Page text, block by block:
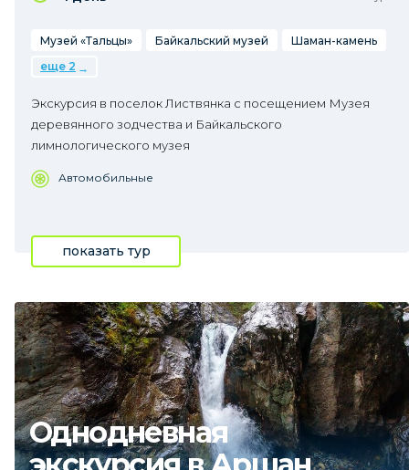
Музей «Тальцы» Байкальский музей
Шаман-камень
еще 2
Экскурсия в поселок Листвянка с посещением Музея
деревянного зодчества и Байкальского
лимнологического музея
Автомобильные
показать тур
Однодневная